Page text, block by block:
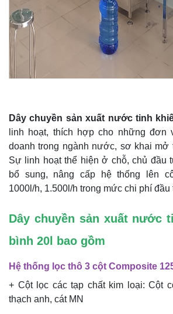
Dây chuyền sản xuất nước tinh
linh hoạt, thích hợp cho những đơn
doanh trong ngành nước, sơ khai mở
Sự linh hoạt thể hiện ở chỗ, chủ đầu
bổ sung, nâng cấp hệ thống lên
1000l/h, 1.500l/h trong mức chi phí đầu
Dây chuyền sản xuất nước
bình 20l bao gồm
Hệ thống lọc thô 3 cột Composite
+ Cột lọc các tạp chất kim loại: Cột
thạch anh, cát MN